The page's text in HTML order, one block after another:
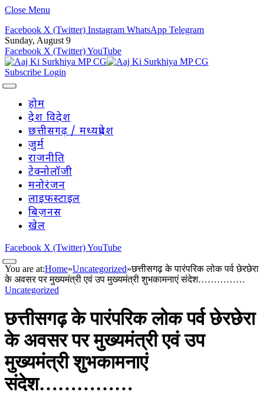
Close Menu
Facebook X (Twitter) Instagram WhatsApp Telegram
Sunday, August 9
Facebook X (Twitter)YouTube
Subscribe Login
होम
देश विदेश
छत्तीसगढ़ / मध्यप्रदेश
जुर्म
राजनीति
टेक्नोलॉजी
मनोरंजन
लाइफस्टाइल
बिज़नस
खेल
Facebook X (Twitter)YouTube
You are at:Home»Uncategorized»छत्तीसगढ़ के पारंपरिक लोक पर्व छेरछेरा
के अवसर पर मुख्यमंत्री एवं उप मुख्यमंत्री शुभकामनाएं संदेश……………
Uncategorized
छत्तीसगढ़ के पारंपरिक लोक पर्व छेरछेरा
के अवसर पर मुख्यमंत्री एवं उप
मुख्यमंत्री शुभकामनाएं
संदेश……………